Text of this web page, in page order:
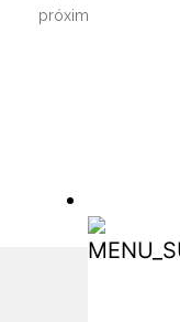
próximo, além de